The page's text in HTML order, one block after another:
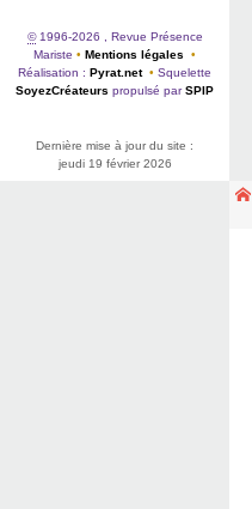
©1996-2026 , Revue Présence
Mariste • Mentions légales
•
Réalisation : Pyrat.net • Squelette
SoyezCréateurs propulsé parSPIP
Dernière mise à jour du site :
jeudi 19 février 2026